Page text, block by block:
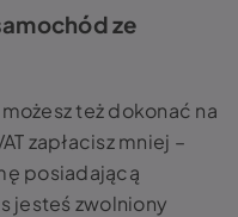
ze
też dokonać na
zapłacisz mniej –
posiadającą
jesteś zwolniony